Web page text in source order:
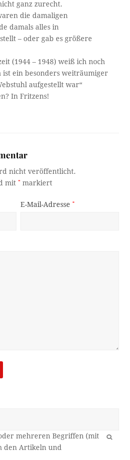
ganz zurecht.
die damaligen
damals alles in
– oder gab es größere
(1944 – 1948) weiß ich noch
ist ein besonders weiträumiger
aufgestellt war“
In Fritzens!
nicht veröffentlicht.
mit* markiert
E-Mail-Adresse*
OK